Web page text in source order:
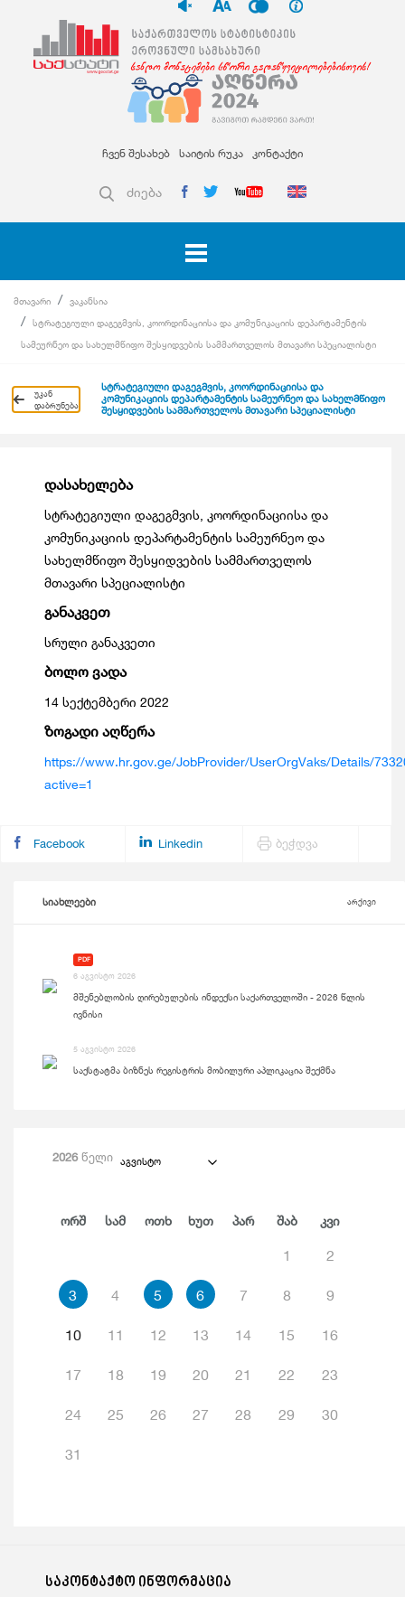
ჩვენ შესახებ საიტის რუკა კონტაქტი
ძიება
მთავარი
ვაკანსია
სტრატეგიული დაგეგმვის, კოორდინაციისა და კომუნიკაციის დეპარტამენტის
სამეურნეო და სახელმწიფო შესყიდვების სამმართველოს მთავარი სპეციალისტი
უკან
დაბრუნება
სტრატეგიული დაგეგმვის, კოორდინაციისა და
კომუნიკაციის დეპარტამენტის სამეურნეო და სახელმწიფო
შესყიდვების სამმართველოს მთავარი სპეციალისტი
დასახელება
სტრატეგიული დაგეგმვის, კოორდინაციისა და
კომუნიკაციის დეპარტამენტის სამეურნეო და
სახელმწიფო შესყიდვების სამმართველოს
მთავარი სპეციალისტი
განაკვეთ
სრული განაკვეთი
ბოლო ვადა
14 სექტემბერი 2022
ზოგადი აღწერა
https://www.hr.gov.ge/JobProvider/UserOrgVaks/Details/
active=1
Facebook Linkedin ბეჭდვა
სიახლეები არქივი
PDF
6 აგვისტო 2026
მშენებლობის ღირებულების ინდექსი საქართველოში - 2026 წლის
ივნისი
5 აგვისტო 2026
საქსტატმა ბიზნეს რეგისტრის მობილური აპლიკაცია შექმნა
2026წელი აგვისტო
Ორშ Სამ Ოთხ Ხუთ Პარ Შაბ Კვი
1 2
3 4 5 6 7 8 9
10 11 12 13 14 15 16
17 18 19 20 21 22 23
24 25 26 27 28 29 30
31
საკონტაქტო ინფორმაცია